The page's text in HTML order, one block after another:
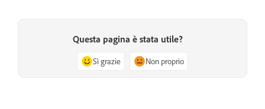
Questa pagina è stata utile?
Sì grazie Non proprio